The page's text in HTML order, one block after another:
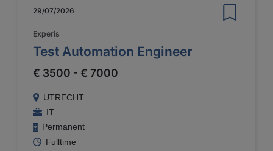
29/07/2026
Experis
Test Automation Engineer
€ 3500 - € 7000
UTRECHT
IT
Permanent
Fulltime